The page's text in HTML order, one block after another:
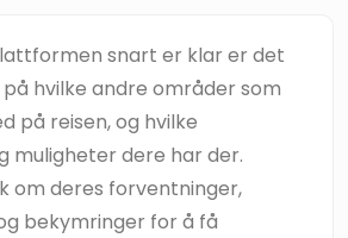
snart er klar er det
hvilke andre områder som
på reisen, og hvilke
muligheter dere har der.
om deres forventninger,
bekymringer for å få